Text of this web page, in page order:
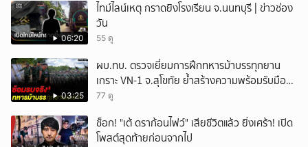
06:20
ไทม์ไลน์เหตุ กราดยิงโรงเรียน จ.นนทบุรี | ข่าวช่อง
วัน
55 ดู
03:25
ผบ.ทบ. ตรวจเยี่ยมการฝึกทหารม้าบรรทุกยาน
เกราะ VN-1 จ.สุโขทัย ย้ำสร้างความพร้อมรับมือ
ทุกสถานการณ์
77 ดู
ช็อก! "เต้ ดราก้อนไฟว์" เสียชีวิตแล้ว ยิ่งเศร้า! เปิด
โพสต์สุดท้ายก่อนจากไป